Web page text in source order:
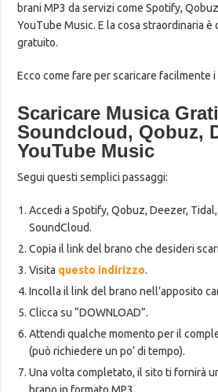
brani MP3 da servizi come Spotify,
YouTube Music. E la cosa straordinaria
gratuito.
Ecco come fare per scaricare facilmente
Scaricare Musica
Soundcloud, Qobuz,
YouTube Music
Segui questi semplici passaggi:
Accedi a Spotify, Qobuz, Deezer,
SoundCloud.
Copia il link del brano che desideri
Visita questo indirizzo.
Incolla il link del brano nell’apposito
Clicca su “DOWNLOAD”.
Attendi qualche momento per il
(può richiedere un po’ di tempo).
Una volta completato, il sito ti fornirà
brano in formato MP3.